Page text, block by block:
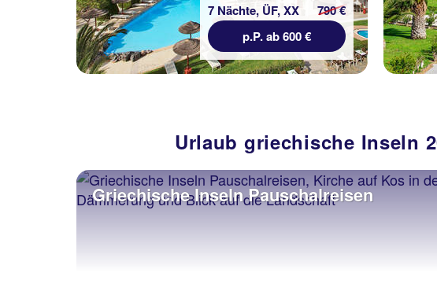
7 Nächte, ÜF, XX
790 €
p.P. ab 600 €
Urlaub griechische Inseln
Griechische Inseln Pauschalreisen